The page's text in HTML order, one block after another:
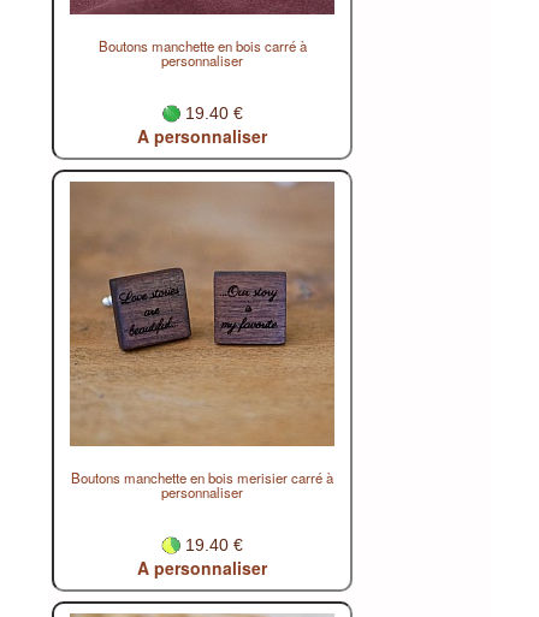
Boutons manchette en bois carré à
personnaliser
19.40 €
A personnaliser
Boutons manchette en bois merisier carré à
personnaliser
19.40 €
A personnaliser